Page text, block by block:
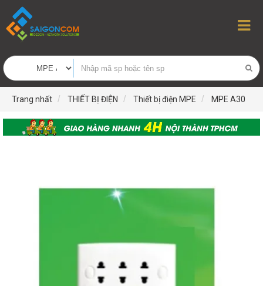
Trang nhất THIẾT BỊ ĐIỆN Thiết bị điện MPE MPE A30